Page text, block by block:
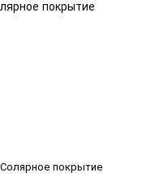
Солярное покрытие